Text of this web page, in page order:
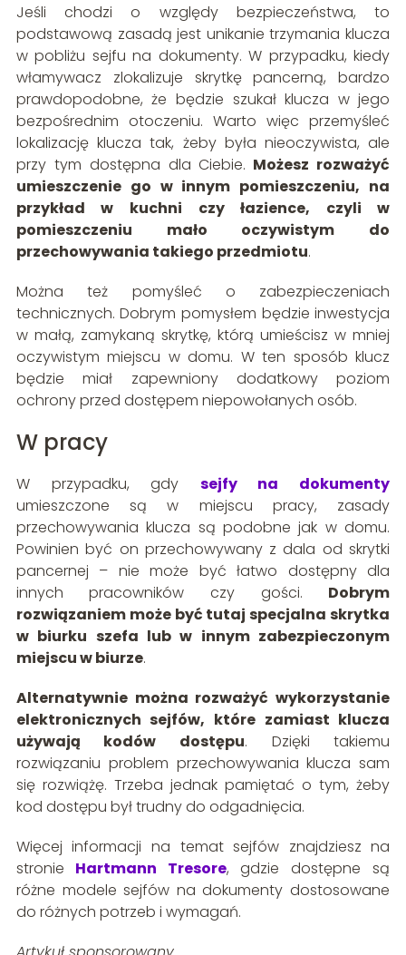
Jeśli chodzi o względy bezpieczeństwa, to
podstawową zasadą jest unikanie trzymania klucza
w pobliżu sejfu na dokumenty. W przypadku, kiedy
włamywacz zlokalizuje skrytkę pancerną, bardzo
prawdopodobne, że będzie szukał klucza w jego
bezpośrednim otoczeniu. Warto więc przemyśleć
lokalizację klucza tak, żeby była nieoczywista, ale
przy tym dostępna dla Ciebie. Możesz rozważyć
umieszczenie go w innym pomieszczeniu, na
przykład w kuchni czy łazience, czyli w
pomieszczeniu mało oczywistym do
przechowywania takiego przedmiotu.
Można też pomyśleć o zabezpieczeniach
technicznych. Dobrym pomysłem będzie inwestycja
w małą, zamykaną skrytkę, którą umieścisz w mniej
oczywistym miejscu w domu. W ten sposób klucz
będzie miał zapewniony dodatkowy poziom
ochrony przed dostępem niepowołanych osób.
W pracy
W przypadku, gdy sejfy na dokumenty
umieszczone są w miejscu pracy, zasady
przechowywania klucza są podobne jak w domu.
Powinien być on przechowywany z dala od skrytki
pancernej – nie może być łatwo dostępny dla
innych pracowników czy gości. Dobrym
rozwiązaniem może być tutaj specjalna skrytka
w biurku szefa lub w innym zabezpieczonym
miejscu w biurze.
Alternatywnie można rozważyć wykorzystanie
elektronicznych sejfów, które zamiast klucza
używają kodów dostępu. Dzięki takiemu
rozwiązaniu problem przechowywania klucza sam
się rozwiążę. Trzeba jednak pamiętać o tym, żeby
kod dostępu był trudny do odgadnięcia.
Więcej informacji na temat sejfów znajdziesz na
stronie Hartmann Tresore, gdzie dostępne są
różne modele sejfów na dokumenty dostosowane
do różnych potrzeb i wymagań.